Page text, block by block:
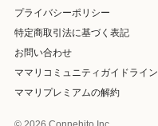
プライバシーポリシー
特定商取引法に基づく表記
お問い合わせ
ママリコミュニティガイドライン
ママリプレミアムの解約